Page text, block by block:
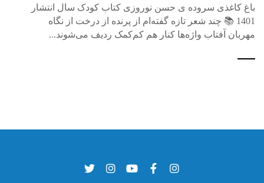
باغ کاغذی سروده ی حسن نوروزی کتاب کودک سال انتشار
1401 📚 چند شعر تازه گفته‌ام از پرنده از درخت از نگاه
مهربان آفتاب واژه‌ها کنار هم کم‌کمک ردیف می‌شوند...